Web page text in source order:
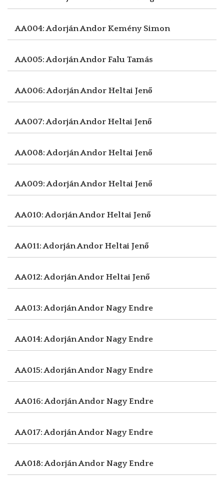
AA004: Adorján Andor Kemény Simon
AA005: Adorján Andor Falu Tamás
AA006: Adorján Andor Heltai Jenő
AA007: Adorján Andor Heltai Jenő
AA008: Adorján Andor Heltai Jenő
AA009: Adorján Andor Heltai Jenő
AA010: Adorján Andor Heltai Jenő
AA011: Adorján Andor Heltai Jenő
AA012: Adorján Andor Heltai Jenő
AA013: Adorján Andor Nagy Endre
AA014: Adorján Andor Nagy Endre
AA015: Adorján Andor Nagy Endre
AA016: Adorján Andor Nagy Endre
AA017: Adorján Andor Nagy Endre
AA018: Adorján Andor Nagy Endre